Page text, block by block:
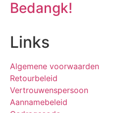
Bedangk!
Links
Algemene voorwaarden
Retourbeleid
Vertrouwenspersoon
Aannamebeleid